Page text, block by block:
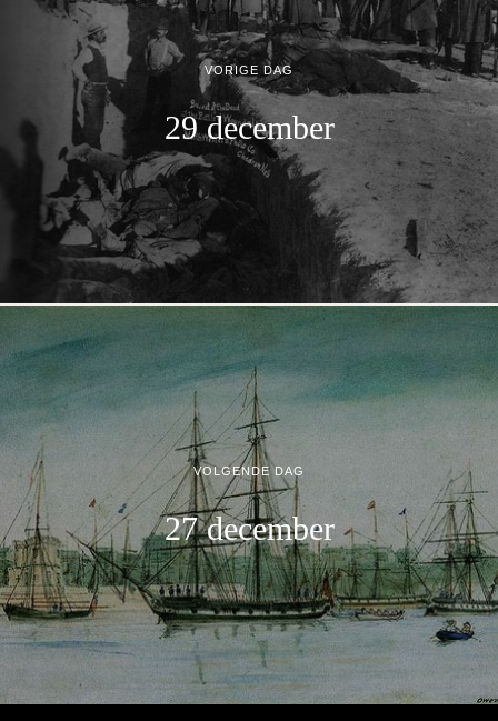
VORIGE DAG
29 december
VOLGENDE DAG
27 december